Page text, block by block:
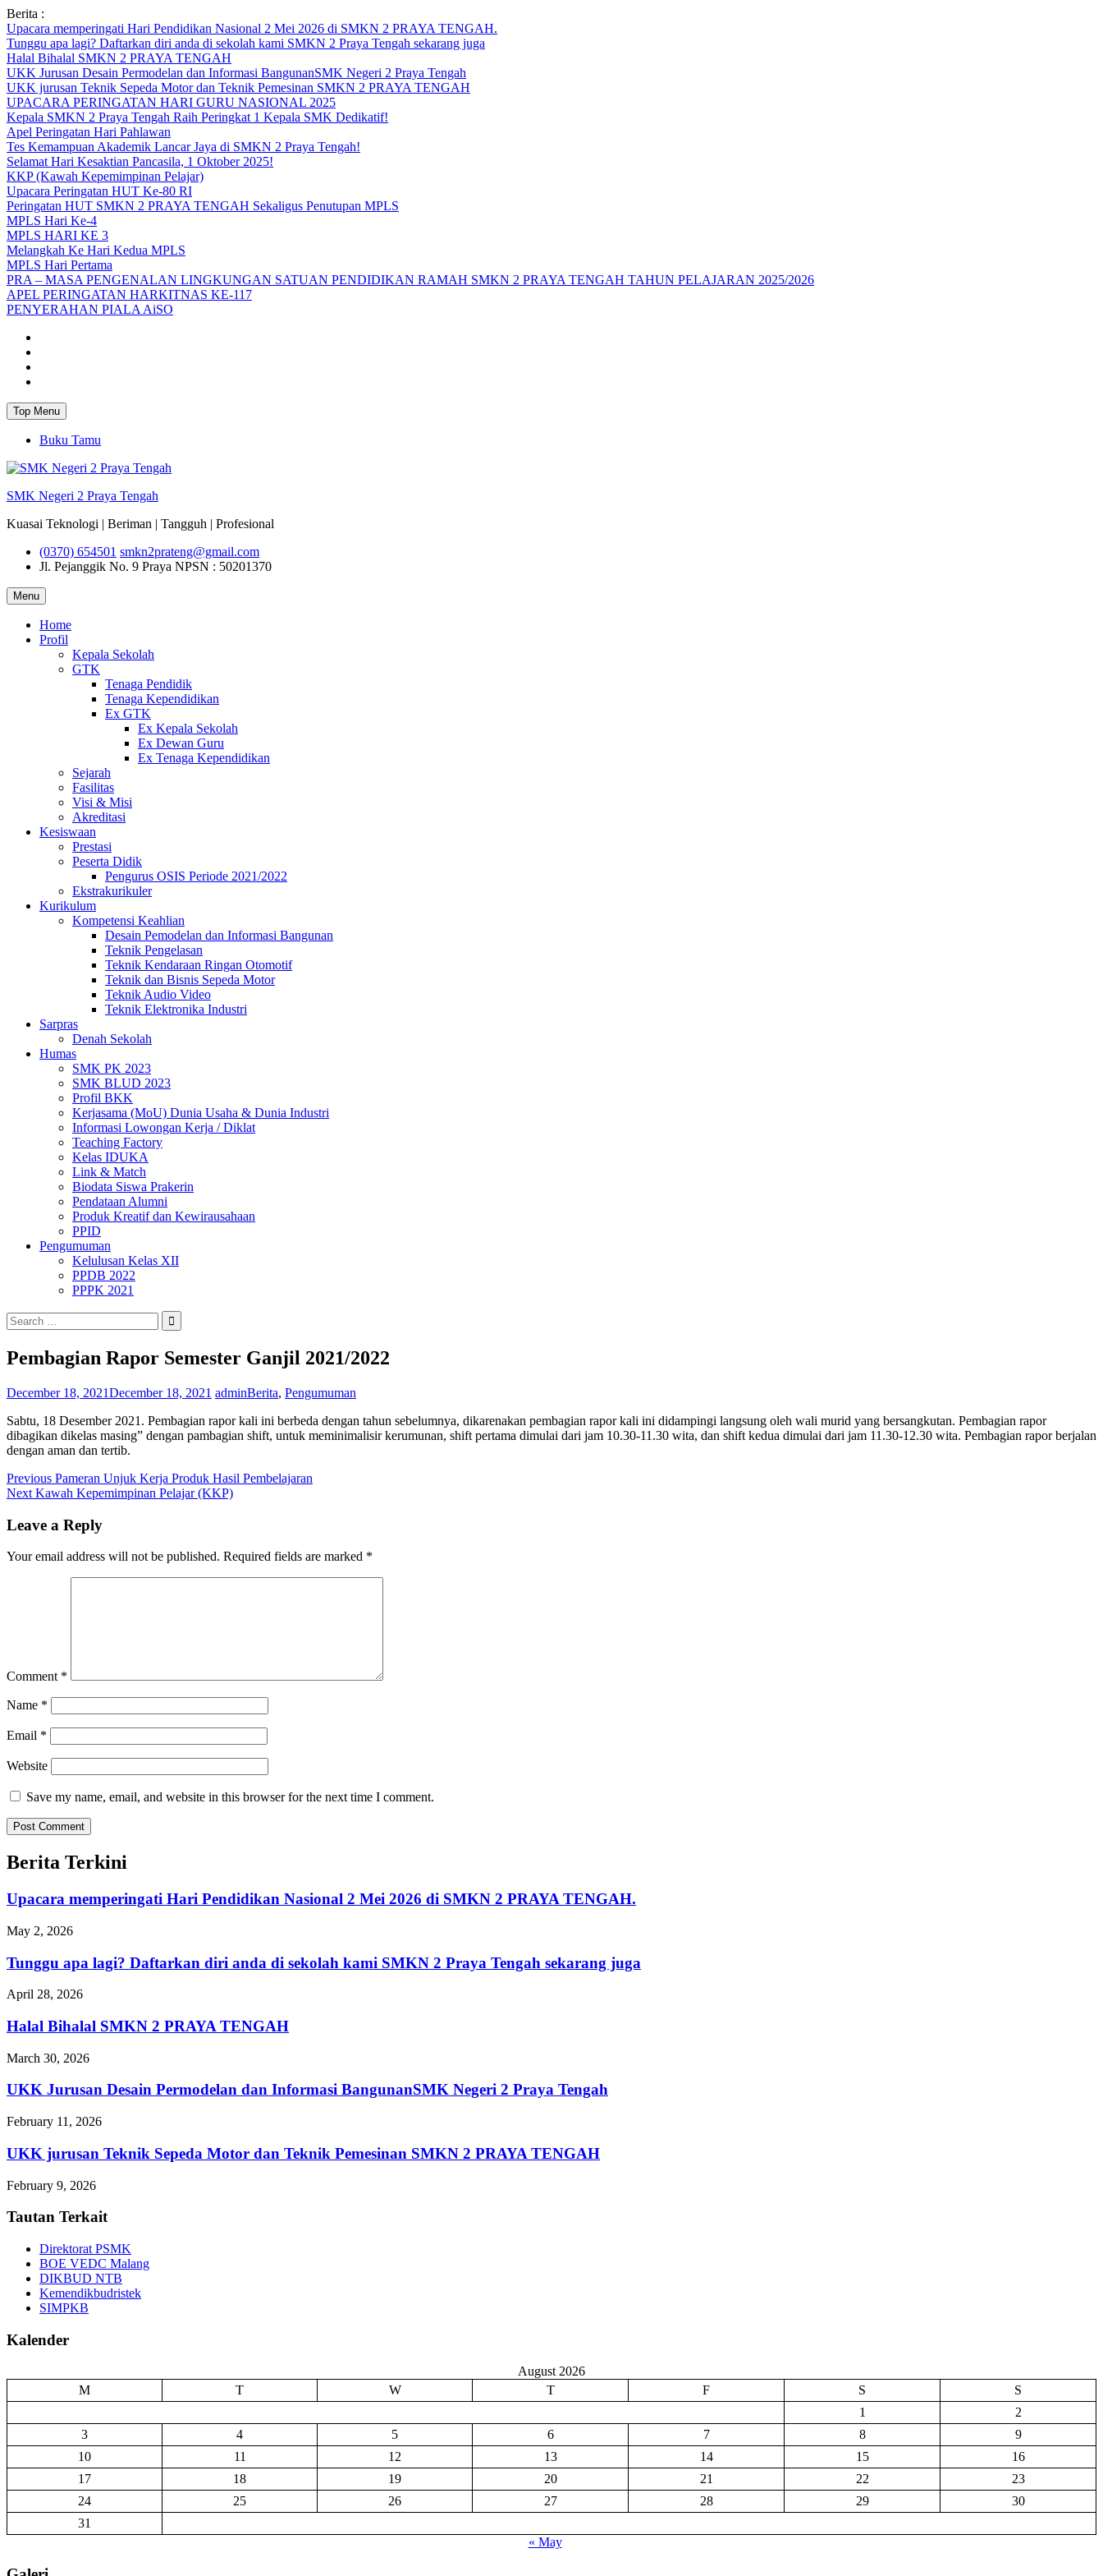
Skip
to
content
Berita :
Upacara memperingati Hari Pendidikan Nasional 2 Mei 2026 di SMKN 2 PRAYA TENGAH.
Tunggu apa lagi? Daftarkan diri anda di sekolah kami SMKN 2 Praya Tengah sekarang juga
Halal Bihalal SMKN 2 PRAYA TENGAH
UKK Jurusan Desain Permodelan dan Informasi BangunanSMK Negeri 2 Praya Tengah
UKK jurusan Teknik Sepeda Motor dan Teknik Pemesinan SMKN 2 PRAYA TENGAH
UPACARA PERINGATAN HARI GURU NASIONAL 2025
Kepala SMKN 2 Praya Tengah Raih Peringkat 1 Kepala SMK Dedikatif!
Apel Peringatan Hari Pahlawan
Tes Kemampuan Akademik Lancar Jaya di SMKN 2 Praya Tengah!
Selamat Hari Kesaktian Pancasila, 1 Oktober 2025!
KKP (Kawah Kepemimpinan Pelajar)
Upacara Peringatan HUT Ke-80 RI
Peringatan HUT SMKN 2 PRAYA TENGAH Sekaligus Penutupan MPLS
MPLS Hari Ke-4
MPLS HARI KE 3
Melangkah Ke Hari Kedua MPLS
MPLS Hari Pertama
PRA – MASA PENGENALAN LINGKUNGAN SATUAN PENDIDIKAN RAMAH SMKN 2 PRAYA TENGAH TAHUN PELAJARAN 2025/2026
APEL PERINGATAN HARKITNAS KE-117
PENYERAHAN PIALA AiSO
Top Menu
Buku Tamu
SMK Negeri 2 Praya Tengah
Kuasai Teknologi | Beriman | Tangguh | Profesional
(0370) 654501 smkn2prateng@gmail.com
Jl. Pejanggik No. 9 Praya NPSN : 50201370
Menu
Home
Profil
Kepala Sekolah
GTK
Tenaga Pendidik
Tenaga Kependidikan
Ex GTK
Ex Kepala Sekolah
Ex Dewan Guru
Ex Tenaga Kependidikan
Sejarah
Fasilitas
Visi & Misi
Akreditasi
Kesiswaan
Prestasi
Peserta Didik
Pengurus OSIS Periode 2021/2022
Ekstrakurikuler
Kurikulum
Kompetensi Keahlian
Desain Pemodelan dan Informasi Bangunan
Teknik Pengelasan
Teknik Kendaraan Ringan Otomotif
Teknik dan Bisnis Sepeda Motor
Teknik Audio Video
Teknik Elektronika Industri
Sarpras
Denah Sekolah
Humas
SMK PK 2023
SMK BLUD 2023
Profil BKK
Kerjasama (MoU) Dunia Usaha & Dunia Industri
Informasi Lowongan Kerja / Diklat
Teaching Factory
Kelas IDUKA
Link & Match
Biodata Siswa Prakerin
Pendataan Alumni
Produk Kreatif dan Kewirausahaan
PPID
Pengumuman
Kelulusan Kelas XII
PPDB 2022
PPPK 2021
Search
for:
Pembagian Rapor Semester Ganjil 2021/2022
December 18, 2021December 18, 2021 adminBerita, Pengumuman
Sabtu, 18 Desember 2021. Pembagian rapor kali ini berbeda dengan tahun sebelumnya, dikarenakan pembagian rapor kali ini didampingi langsung oleh wali murid yang bersangkutan. Pembagian rapor
dibagikan dikelas masing” dengan pambagian shift, untuk meminimalisir kerumunan, shift pertama dimulai dari jam 10.30-11.30 wita, dan shift kedua dimulai dari jam 11.30-12.30 wita. Pembagian rapor berjalan
dengan aman dan tertib.
Post
navigation
Previous Previous
post:
Pameran Unjuk Kerja Produk Hasil Pembelajaran
Next Next
Kawah Kepemimpinan Pelajar (KKP)
Leave a Reply
Your email address will not be published. Required fields are marked *
Comment *
Name *
Email *
Website
Save my name, email, and website in this browser for the next time I comment.
Berita Terkini
Upacara memperingati Hari Pendidikan Nasional 2 Mei 2026 di SMKN 2 PRAYA TENGAH.
May 2, 2026
Tunggu apa lagi? Daftarkan diri anda di sekolah kami SMKN 2 Praya Tengah sekarang juga
April 28, 2026
Halal Bihalal SMKN 2 PRAYA TENGAH
March 30, 2026
UKK Jurusan Desain Permodelan dan Informasi BangunanSMK Negeri 2 Praya Tengah
February 11, 2026
UKK jurusan Teknik Sepeda Motor dan Teknik Pemesinan SMKN 2 PRAYA TENGAH
February 9, 2026
Tautan Terkait
Direktorat PSMK
BOE VEDC Malang
DIKBUD NTB
Kemendikbudristek
SIMPKB
Kalender
August 2026
M
T W T F S
S
1
2
3
4 5 6 7 8
9
10
11 12 13 14 15
16
17
18 19 20 21 22
23
24
25 26 27 28 29
30
31
« May